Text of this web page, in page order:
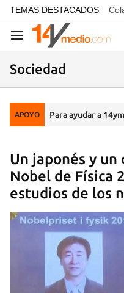
common.go-to-content
TEMAS DESTACADOS
Navegación
Sociedad
APOYO Para ayudar a
Un japonés y un
Nobel de Física
estudios de los